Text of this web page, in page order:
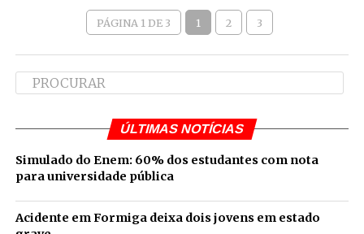
PÁGINA 1 DE 3 1 2 3
ÚLTIMAS NOTÍCIAS
Simulado do Enem: 60% dos estudantes com nota
para universidade pública
Acidente em Formiga deixa dois jovens em estado